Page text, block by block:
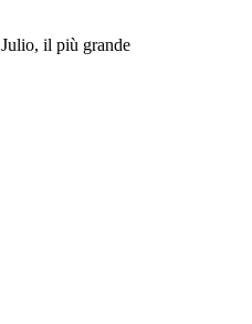
Julio, il più grande